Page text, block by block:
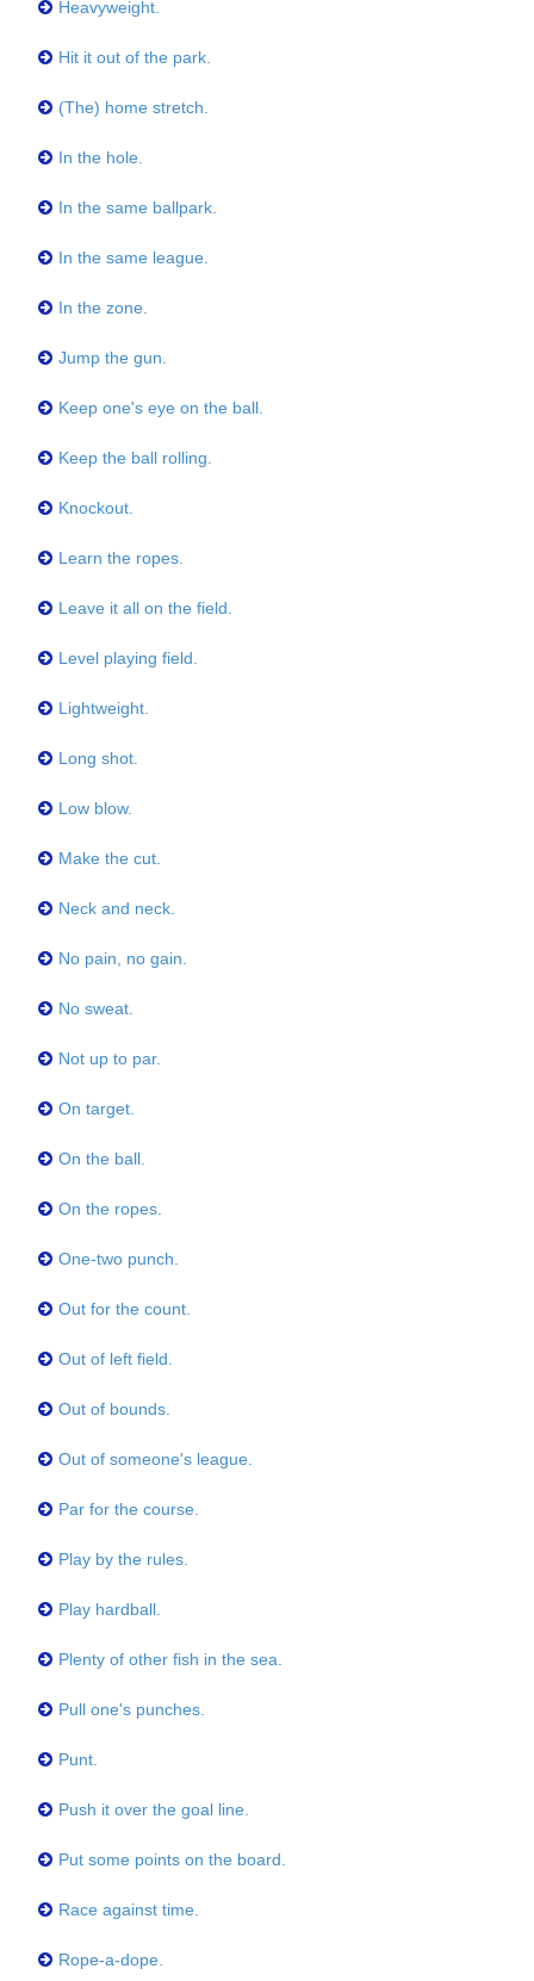
Heavyweight.
Hit it out of the park.
(The) home stretch.
In the hole.
In the same ballpark.
In the same league.
In the zone.
Jump the gun.
Keep one's eye on the ball.
Keep the ball rolling.
Knockout.
Learn the ropes.
Leave it all on the field.
Level playing field.
Lightweight.
Long shot.
Low blow.
Make the cut.
Neck and neck.
No pain, no gain.
No sweat.
Not up to par.
On target.
On the ball.
On the ropes.
One-two punch.
Out for the count.
Out of left field.
Out of bounds.
Out of someone's league.
Par for the course.
Play by the rules.
Play hardball.
Plenty of other fish in the sea.
Pull one's punches.
Punt.
Push it over the goal line.
Put some points on the board.
Race against time.
Rope-a-dope.